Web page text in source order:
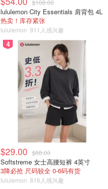
$108.00
lululemon City Essentials 肩背包 4L
热卖！库存紧张
lululemon 911人感兴趣
4
$29.00 $88.00
Softstreme 女士高腰短裤 4英寸
3降必抢 尺码较全 0-6码有货
lululemon 816人感兴趣